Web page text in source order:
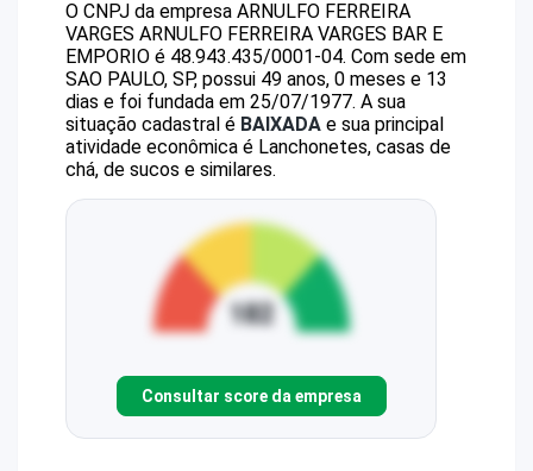
O CNPJ da empresa ARNULFO FERREIRA
VARGES ARNULFO FERREIRA VARGES BAR E
EMPORIO é 48.943.435/0001-04. Com sede em
SAO PAULO, SP, possui 49 anos, 0 meses e 13
dias e foi fundada em 25/07/1977. A sua
situação cadastral é BAIXADA e sua principal
atividade econômica é Lanchonetes, casas de
chá, de sucos e similares.
Consultar score da empresa